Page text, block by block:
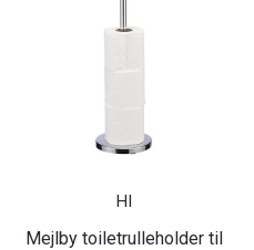
HI
Mejlby toiletrulleholder til